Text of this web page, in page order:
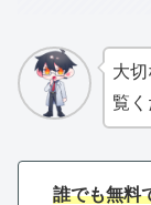
大
覧く
誰でも無料